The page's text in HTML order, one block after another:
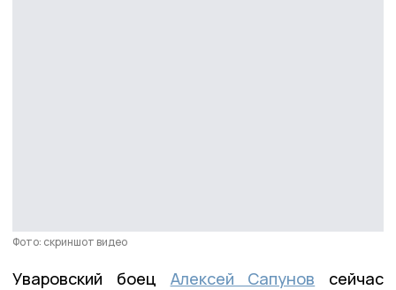
Фото: скриншот видео
Уваровский боец Алексей Сапунов сейчас